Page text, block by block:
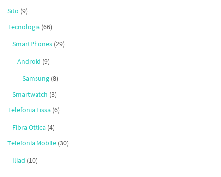
Sito (9)
Tecnologia (66)
SmartPhones (29)
Android (9)
Samsung (8)
Smartwatch (3)
Telefonia Fissa (6)
Fibra Ottica (4)
Telefonia Mobile (30)
Iliad (10)